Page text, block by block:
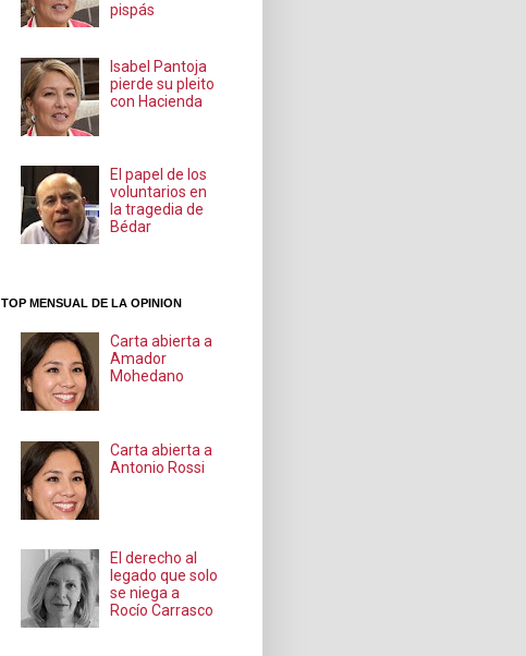
pispás
Isabel Pantoja
pierde su pleito
con Hacienda
El papel de los
voluntarios en
la tragedia de
Bédar
TOP MENSUAL DE LA OPINION
Carta abierta a
Amador
Mohedano
Carta abierta a
Antonio Rossi
El derecho al
legado que solo
se niega a
Rocío Carrasco